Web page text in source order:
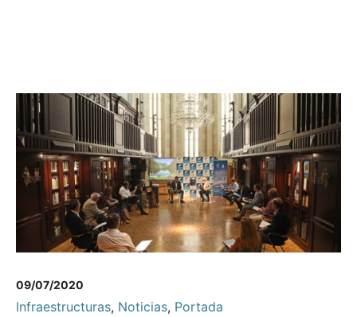
09/07/2020
Infraestructuras, Noticias, Portada